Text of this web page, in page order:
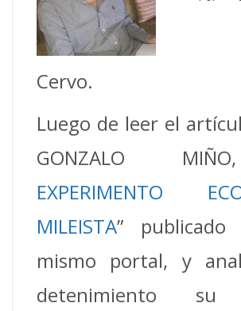
Cervo.
Luego de leer el
GONZALO
EXPERIMENTO
MILEISTA”
mismo portal, y
detenimiento su